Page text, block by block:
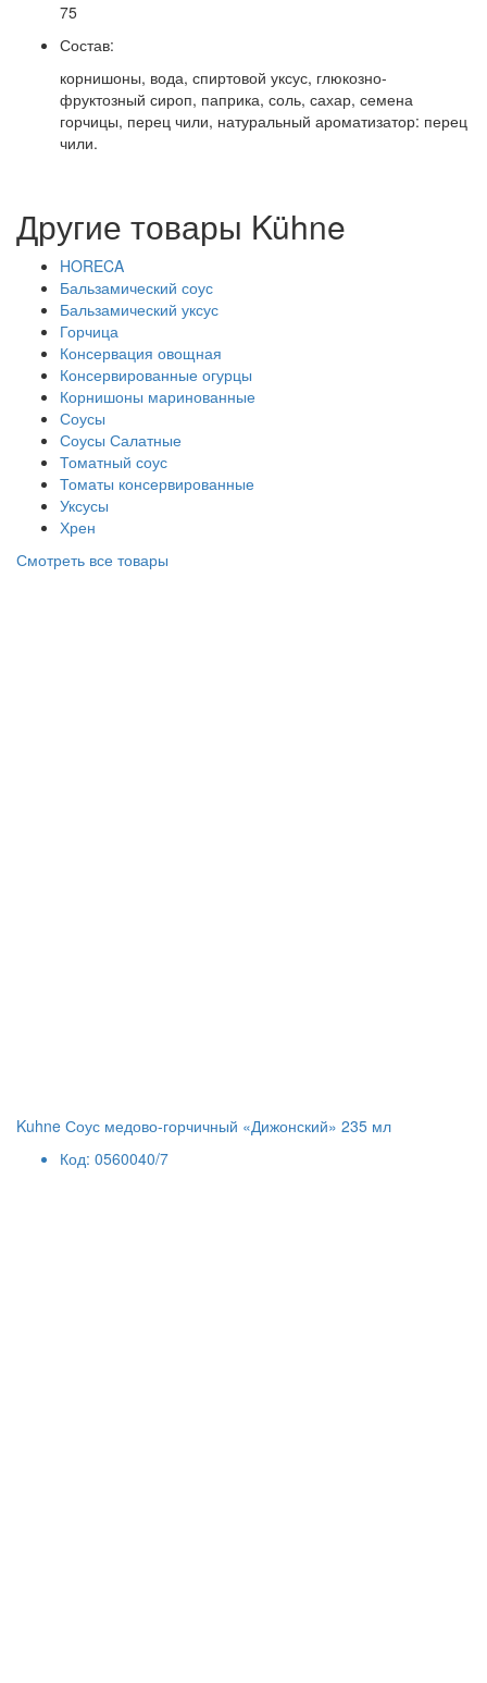
75
Состав:
корнишоны, вода, спиртовой уксус, глюкозно-
фруктозный сироп, паприка, соль, сахар, семена
горчицы, перец чили, натуральный ароматизатор: перец
чили.
Другие товары Kühne
HORECA
Бальзамический соус
Бальзамический уксус
Горчица
Консервация овощная
Консервированные огурцы
Корнишоны маринованные
Соусы
Соусы Салатные
Томатный соус
Томаты консервированные
Уксусы
Хрен
Смотреть все товары
Kuhne Соус медово-горчичный «Дижонский» 235 мл
Код: 0560040/7